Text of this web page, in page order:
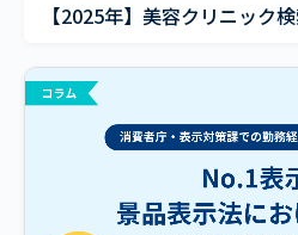
【2025年】美容クリニック